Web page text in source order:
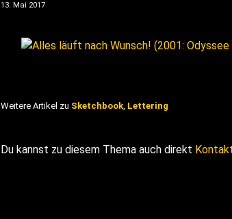
13. Mai 2017
Weitere Artikel zu Sketchbook, Lettering
Du kannst zu diesem Thema auch direkt